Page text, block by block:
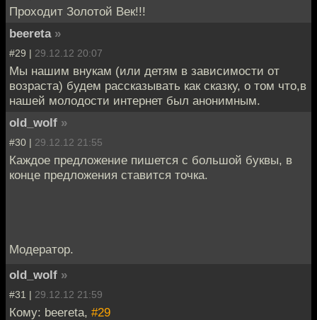
Проходит Золотой Век!!!
beereta »
#29 | 29.12.12 20:07
Мы нашим внукам (или детям в зависимости от
возраста) будем рассказывать как сказку, о том что,в
нашей молодости интернет был анонимным.
old_wolf »
#30 | 29.12.12 21:55
Каждое предложение пишется с большой буквы, в
конце предложения ставится точка.
Модератор.
old_wolf »
#31 | 29.12.12 21:59
Кому: beereta, #29